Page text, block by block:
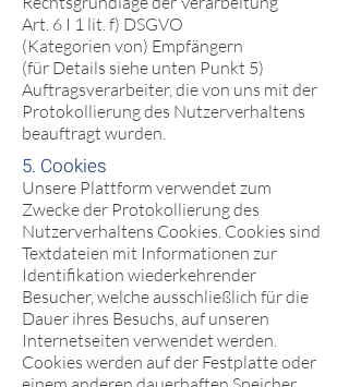
Art. 6 I 1 lit. f) DSGVO
(Kategorien von) Empfängern
(für Details siehe unten Punkt 5)
Auftragsverarbeiter, die von uns mit der
Protokollierung des Nutzerverhaltens
beauftragt wurden.
5. Cookies
Unsere Plattform verwendet zum
Zwecke der Protokollierung des
Nutzerverhaltens Cookies. Cookies sind
Textdateien mit Informationen zur
Identifikation wiederkehrender
Besucher, welche ausschließlich für die
Dauer ihres Besuchs, auf unseren
Internetseiten verwendet werden.
Cookies werden auf der Festplatte oder